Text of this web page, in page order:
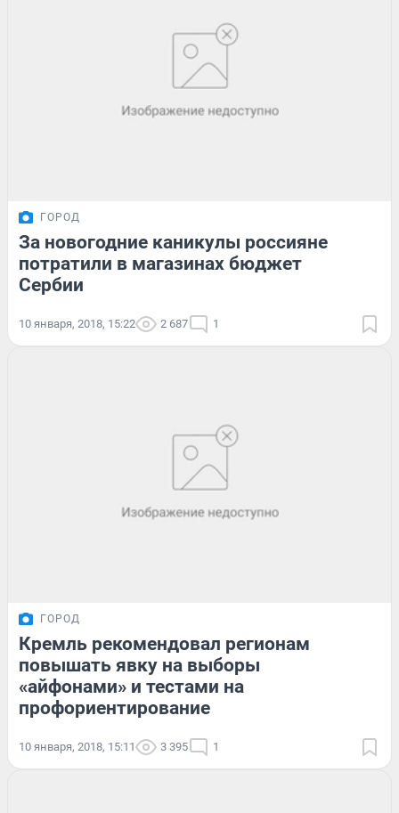
ГОРОД
За новогодние каникулы россияне
потратили в магазинах бюджет
Сербии
10 января, 2018, 15:22 2 687 1
ГОРОД
Кремль рекомендовал регионам
повышать явку на выборы
«айфонами» и тестами на
профориентирование
10 января, 2018, 15:11 3 395 1